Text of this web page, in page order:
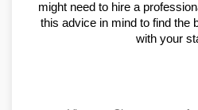
might need to hire a
this advice in mind to find the
with your